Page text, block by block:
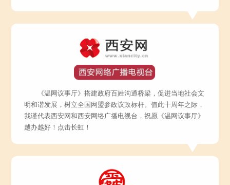
《温网议事厅》搭建政府百姓沟通桥梁，促进当地社会文
明和谐发展，树立全国网盟参政议政标杆。值此十周年之际，
我谨代表西安网和西安网络广播电视台，祝愿《温网议事厅》
越办越好！点击长虹！